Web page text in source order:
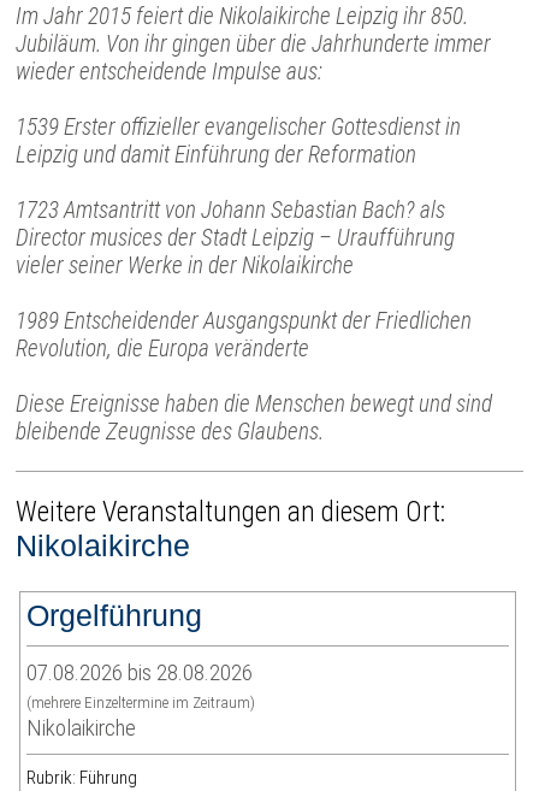
Im Jahr 2015 feiert die Nikolaikirche Leipzig ihr 850.
Jubiläum. Von ihr gingen über die Jahrhunderte immer
wieder entscheidende Impulse aus:
1539 Erster offizieller evangelischer Gottesdienst in
Leipzig und damit Einführung der Reformation
1723 Amtsantritt von Johann Sebastian Bach? als
Director musices der Stadt Leipzig – Uraufführung
vieler seiner Werke in der Nikolaikirche
1989 Entscheidender Ausgangspunkt der Friedlichen
Revolution, die Europa veränderte
Diese Ereignisse haben die Menschen bewegt und sind
bleibende Zeugnisse des Glaubens.
Weitere Veranstaltungen an diesem Ort:
Nikolaikirche
Orgelführung
07.08.2026 bis 28.08.2026
(mehrere Einzeltermine im Zeitraum)
Nikolaikirche
Rubrik: Führung